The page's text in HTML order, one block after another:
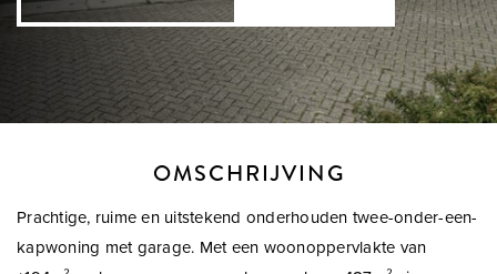
OMSCHRIJVING
Prachtige, ruime en uitstekend onderhouden twee-onder-een-
kapwoning met garage. Met een woonoppervlakte van